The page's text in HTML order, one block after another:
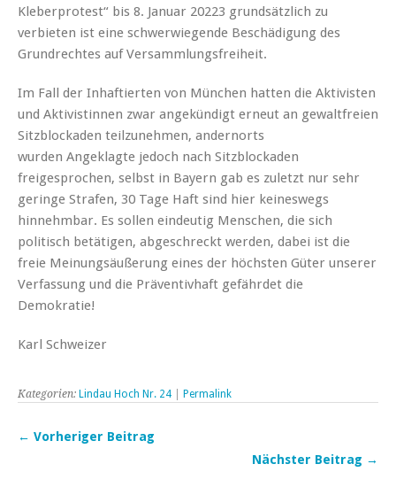
Kleberprotest“ bis 8. Januar 20223 grundsätzlich zu
verbieten ist eine schwerwiegende Beschädigung des
Grundrechtes auf Versammlungsfreiheit.
Im Fall der Inhaftierten von München hatten die Aktivisten
und Aktivistinnen zwar angekündigt erneut an gewaltfreien
Sitzblockaden teilzunehmen, andernorts
wurden Angeklagte jedoch nach Sitzblockaden
freigesprochen, selbst in Bayern gab es zuletzt nur sehr
geringe Strafen, 30 Tage Haft sind hier keineswegs
hinnehmbar. Es sollen eindeutig Menschen, die sich
politisch betätigen, abgeschreckt werden, dabei ist die
freie Meinungsäußerung eines der höchsten Güter unserer
Verfassung und die Präventivhaft gefährdet die
Demokratie!
Karl Schweizer
Kategorien: Lindau Hoch Nr. 24 Permalink
← Vorheriger Beitrag
Nächster Beitrag →